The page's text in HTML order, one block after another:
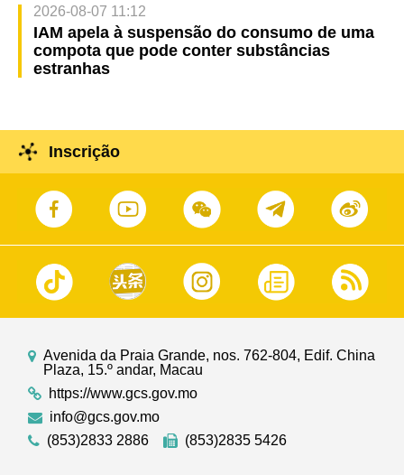
2026-08-07 11:12
IAM apela à suspensão do consumo de uma
compota que pode conter substâncias
estranhas
Inscrição
Avenida da Praia Grande, nos. 762-804, Edif. China
Plaza, 15.º andar, Macau
https://www.gcs.gov.mo
info@gcs.gov.mo
(853)2833 2886
(853)2835 5426